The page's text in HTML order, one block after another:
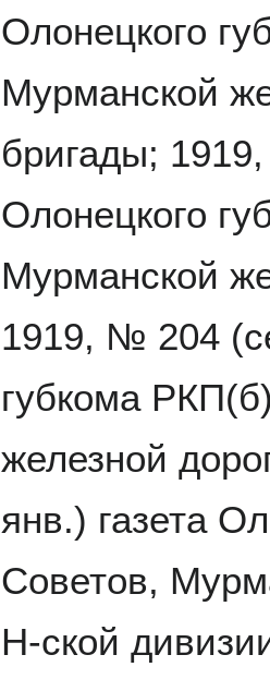
Олонецкого
Мурманской
бригады;
Олонецкого
Мурманской
1919, № 204
губкома
железной
янв.) газета
Советов,
Н-ской